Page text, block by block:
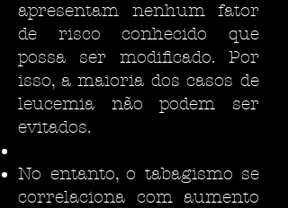
apresentam nenhum fator
de risco conhecido que
possa ser modificado. Por
isso, a maioria dos casos de
leucemia não podem ser
evitados.
No entanto, o tabagismo se
correlaciona com aumento